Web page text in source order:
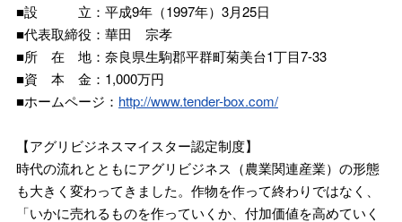
■設 立：平成9年（1997年）3月25日
■代表取締役：華田 宗孝
■所 在 地：奈良県生駒郡平群町菊美台1丁目7-33
■資 本 金：1,000万円
■ホームページ： http://www.tender-box.com/
【アグリビジネスマイスター認定制度】
時代の流れとともにアグリビジネス（農業関連産業）の形態
も大きく変わってきました。作物を作って終わりではなく、
「いかに売れるものを作っていくか、付加価値を高めていく